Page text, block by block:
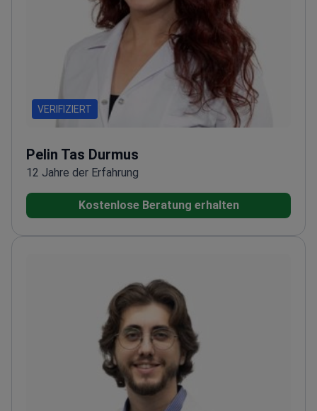
VERIFIZIERT
Pelin Tas Durmus
12 Jahre der Erfahrung
Kostenlose Beratung erhalten